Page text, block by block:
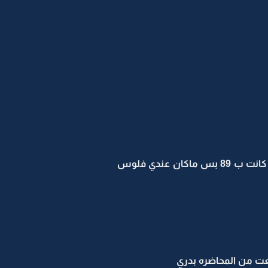
هديل جالسه مستنده على الجدار تراقب البنات .. " هذي البلوزه اللي لابستها البنت شفتها في المحل , كانت ب 89 بس ماكان عندي فلوس
المحاضره بدري